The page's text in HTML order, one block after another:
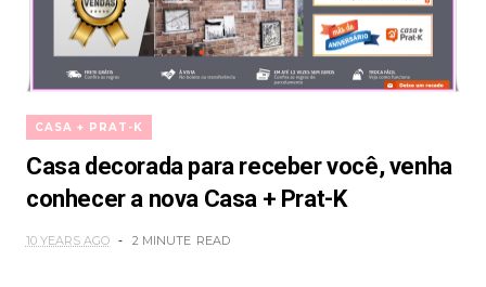
CASA + PRAT-K
Casa decorada para receber você, venha
conhecer a nova Casa + Prat-K
10 YEARS AGO 2 MINUTE READ